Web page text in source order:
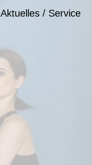
Aktuelles / Service